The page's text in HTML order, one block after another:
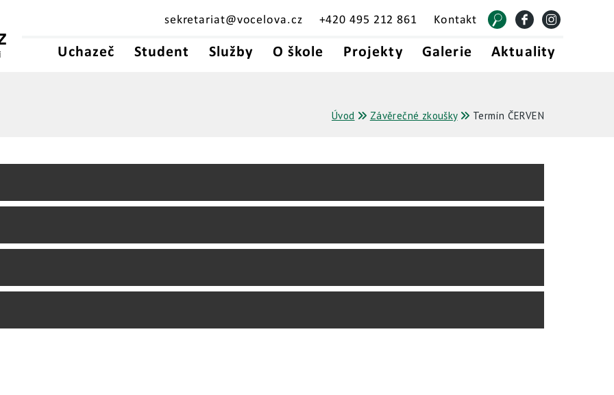
sekretariat@vocelova.cz +420 495 212 861 Kontakt
Uchazeč Student Služby O škole Projekty Galerie Aktuality
Úvod Závěrečné zkoušky Termín ČERVEN